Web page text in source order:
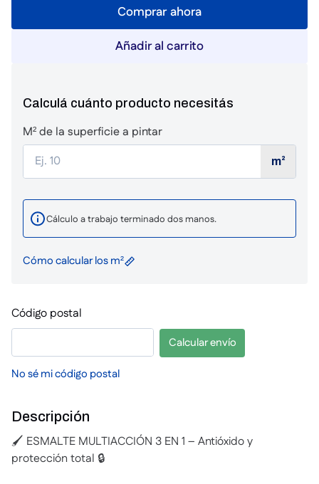
Comprar ahora
Añadir al carrito
Calculá cuánto producto necesitás
M² de la superficie a pintar
m²
Cálculo a trabajo terminado dos manos.
Cómo calcular los m²
Código postal
No sé mi código postal
Calcular envío
Descripción
🖌️ ESMALTE MULTIACCIÓN 3 EN 1 – Antióxido y
protección total 🔒